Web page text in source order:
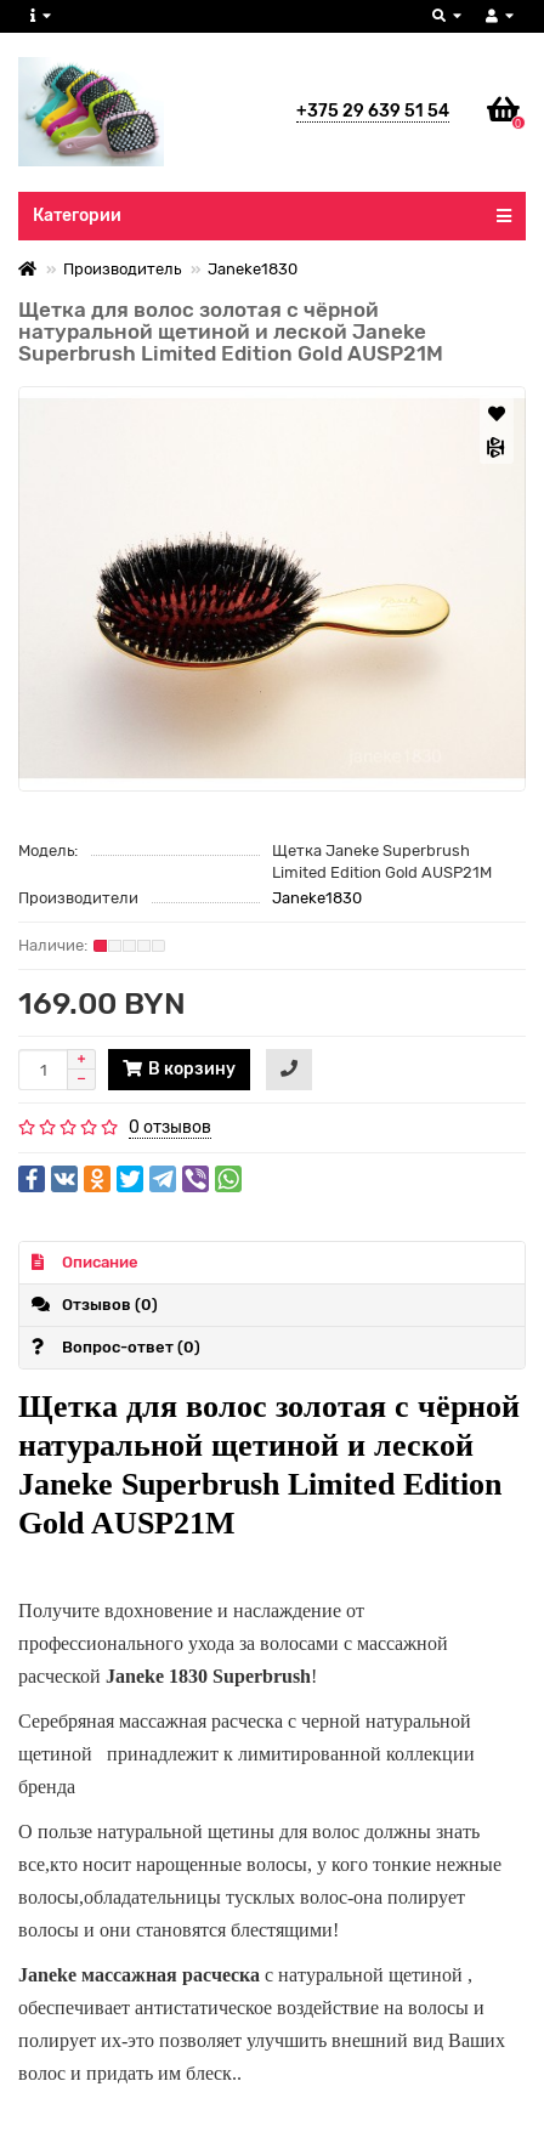
+375 29 639 51 54
0
Все категории
Категории
Производитель Janeke1830
Щетка для волос золотая с чёрной
натуральной щетиной и леской Janeke
Superbrush Limited Edition Gold AUSP21M
Модель:
Щетка Janeke Superbrush
Limited Edition Gold AUSP21M
Производители
Janeke1830
169.00 BYN
В корзину
0 отзывов
Описание
Отзывов (0)
Вопрос-ответ (0)
Щетка для волос золотая с чёрной
натуральной щетиной и леской
Janeke Superbrush Limited Edition
Gold AUSP21M
Получите вдохновение и наслаждение от
профессионального ухода за волосами с массажной
расческой Janeke 1830 Superbrush!
Серебряная массажная расческа с черной натуральной
щетиной принадлежит к лимитированной коллекции
бренда
О пользе натуральной щетины для волос должны знать
все,кто носит нарощенные волосы, у кого тонкие нежные
волосы,обладательницы тусклых волос-она полирует
волосы и они становятся блестящими!
Janeke массажная расческа с натуральной щетиной ,
обеспечивает антистатическое воздействие на волосы и
полирует их-это позволяет улучшить внешний вид Ваших
волос и придать им блеск..